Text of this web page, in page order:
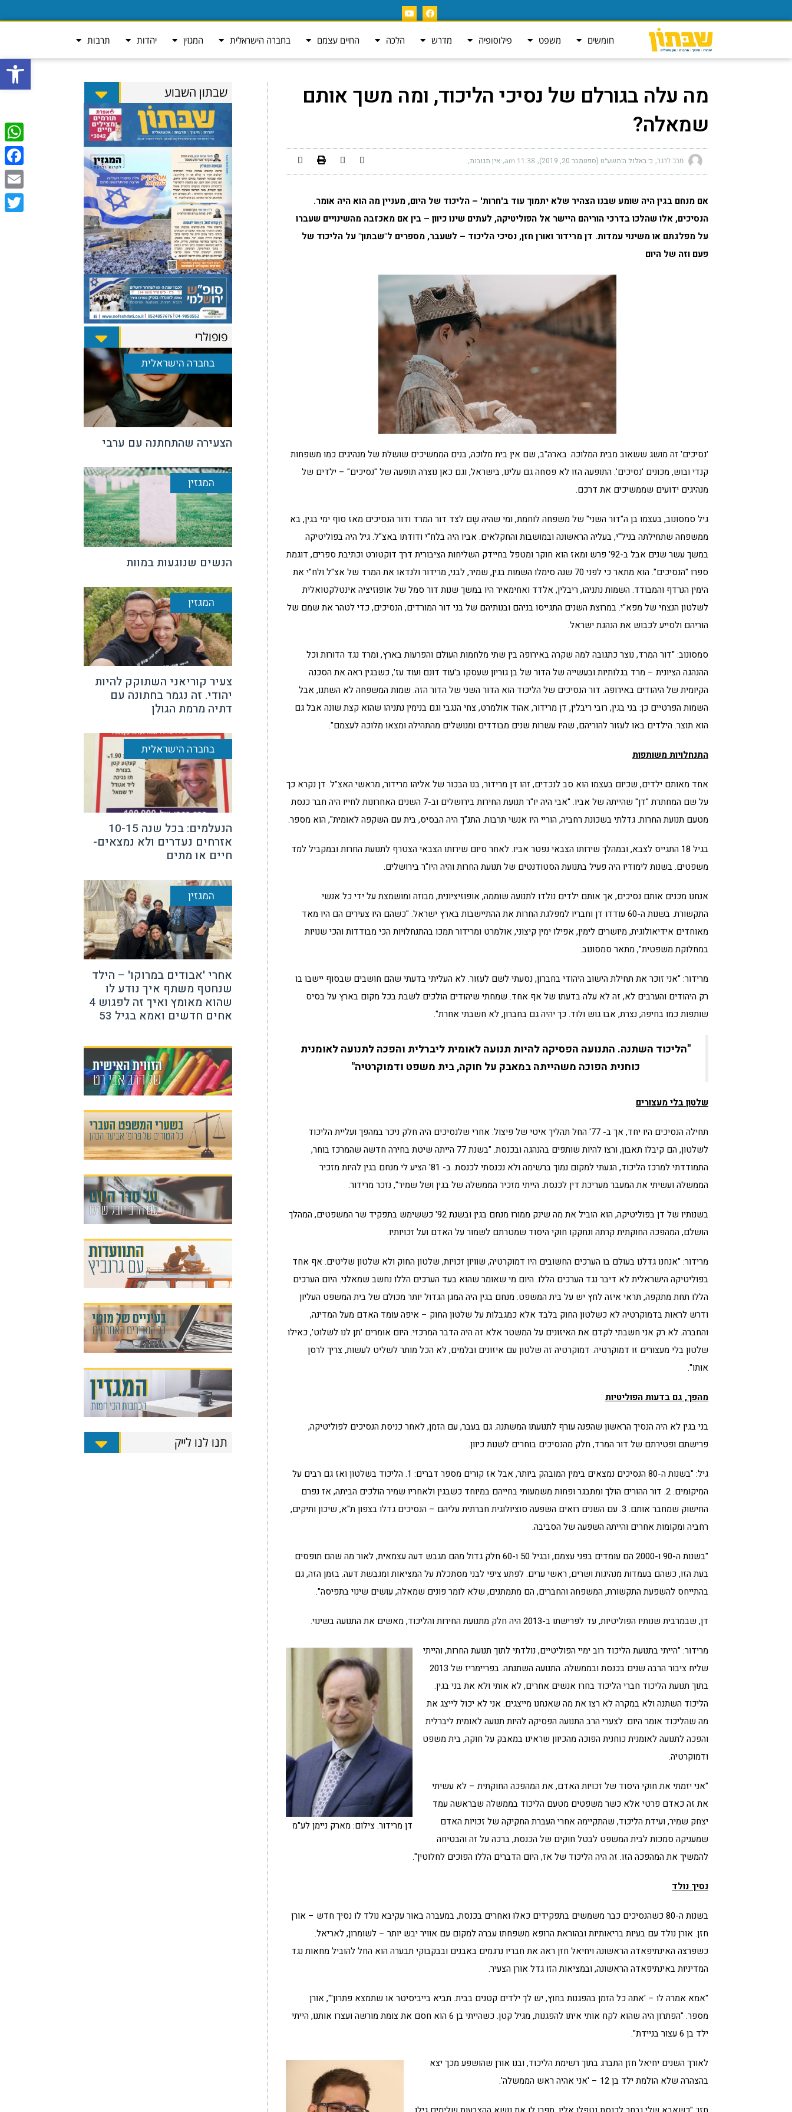
פתח
חומשים משפט פילוסופיה מדרש הלכה החיים עצמם בחברה הישראלית המגזין יהדות תרבות
מה עלה בגורלם של נסיכי הליכוד, ומה משך אותם
שמאלה?
מרב לרנר כ׳ באלול ה׳תשע״ט (ספטמבר 20, 2019) 11:38 am אין תגובות
אם מנחם בגין היה שומע שבנו הצהיר שלא יתמוך עוד ב'חרות' – הליכוד של היום, מעניין מה הוא היה אומר.
הנסיכים, אלו שהלכו בדרכי הוריהם היישר אל הפוליטיקה, לעתים שינו כיוון – בין אם מאכזבה מהשינויים שעברו
על מפלגתם או משינוי עמדות. דן מרידור ואורן חזן, נסיכי הליכוד – לשעבר, מספרים ל"שבתון" על הליכוד של
פעם וזה של היום
'נסיכים' זה מושג ששאוב מבית המלוכה. בארה"ב, שם אין בית מלוכה, בנים הממשיכים שושלת של מנהיגים כמו משפחות
קנדי ובוש, מכונים 'נסיכים'. התופעה הזו לא פסחה גם עלינו, בישראל, וגם כאן נוצרה תופעה של "נסיכים" – ילדים של
מנהיגים ידועים שממשיכים את דרכם.
גיל סמסונוב, בעצמו בן ה"דור השני" של משפחה לוחמת, ומי שהיה שָם לצד דור המרד ודור הנסיכים מאז סוף ימי בגין, בא
ממשפחה שתחילתה בניל"י, בעליה הראשונה ובמושבות והחקלאים. אביו היה בלח"י ודודתו באצ"ל. גיל היה בפוליטיקה
במשך עשר שנים אבל ב-92' פרש ומאז הוא חוקר ומטפל בחיידק השליחות הציבורית דרך דוקטורט וכתיבת ספרים, דוגמת
ספרו "הנסיכים". הוא מתאר כי לפני 70 שנה סימלו השמות בגין, שמיר, לבני, מרידור ולנדאו את המרד של אצ"ל ולח"י את
הימין הנרדף והמבודד. השמות נתניהו, ריבלין, אלדד ואחימאיר היו במשך שנות דור סמל של אופוזיציה אינטלקטואלית
לשלטון הנצחי של מפא"י. במרוצת השנים התגייסו בניהם ובנותיהם של בני דור המורדים, הנסיכים, כדי לטהר את שמם של
הוריהם ולסייע לכבוש את הנהגת ישראל.
סמסונוב: "דור המרד, נוצר כתגובה למה שקרה באירופה בין שתי מלחמות העולם והפרעות בארץ, ומרד נגד הדורות וכל
ההנהגה הציונית – מרד בגלותיות ובעשייה של הדור של בן גוריון שעסקו ב'עוד דונם ועוד עז', כשבגין ראה את הסכנה
הקיומית של היהודים באירופה. דור הנסיכים של הליכוד הוא הדור השני של הדור הזה. שמות המשפחה לא השתנו, אבל
השמות הפרטיים כן: בני בגין, רובי ריבלין, דן מרידור, אהוד אולמרט, צחי הנגבי וגם בנימין נתניהו שהוא קצת שונה אבל גם
הוא תוצר. הילדים באו לעזור להוריהם, שהיו עשרות שנים מבודדים ומנושלים מהתהילה ומצאו מלוכה לעצמם".
התנחלויות משותפות
אחד מאותם ילדים, שכיום בעצמו הוא סב לנכדים, זהו דן מרידור, בנו הבכור של אליהו מרידור, מראשי האצ"ל. דן נקרא כך
על שם המחתרת "דן" שהייתה של אביו. "אבי היה יו"ר תנועת החירות בירושלים וב-7 השנים האחרונות לחייו היה חבר כנסת
מטעם תנועת החרות. גדלתי בשכונת רחביה, הוריי היו אנשי תרבות. התנ"ך היה הבסיס, בית עם השקפה לאומית", הוא מספר.
בגיל 18 התגייס לצבא, ובמהלך שירותו הצבאי נפטר אביו. לאחר סיום שירותו הצבאי הצטרף לתנועת החרות ובמקביל למד
משפטים. בשנות לימודיו היה פעיל בתנועת הסטודנטים של תנועת החרות והיה היו"ר בירושלים.
אנחנו מכנים אותם נסיכים, אך אותם ילדים נולדו לתנועה שוממה, אופוזיציונית, מבוזה ומושמצת על ידי כל אנשי
התקשורת. בשנות ה-60 עודדו דן וחבריו למפלגת החרות את ההתיישבות בארץ ישראל. "כשהם היו צעירים הם היו מאד
מאוחדים אידיאולוגית, מיושרים לימין, אפילו ימין קיצוני, אולמרט ומרידור תמכו בהתנחלויות הכי מבודדות והכי שנויות
במחלוקת משפטית", מתאר סמסונוב.
מרידור: "אני זוכר את תחילת הישוב היהודי בחברון, נסעתי לשם לעזור. לא העליתי בדעתי שהם חושבים שבסוף יישבו בו
רק היהודים והערבים לא, זה לא עלה בדעתו של אף אחד. שמחתי שיהודים הולכים לשבת בכל מקום בארץ על בסיס
שותפות כמו בחיפה, נצרת, אבו גוש ולוד. כך יהיה גם בחברון, לא חשבתי אחרת".
"הליכוד השתנה. התנועה הפסיקה להיות תנועה לאומית ליברלית והפכה לתנועה לאומנית
כוחנית הפוכה משהייתה במאבק על חוקה, בית משפט ודמוקרטיה"
שלטון בלי מעצורים
תחילה הנסיכים היו יחד, אך ב- 77' החל תהליך איטי של פיצול. אחרי שלנסיכים היה חלק ניכר במהפך ועליית הליכוד
לשלטון, הם קיבלו תאבון, ורצו להיות שותפים בהנהגה ובכנסת. "בשנת 77 הייתה שיטת בחירה חדשה שהמרכז בוחר,
התמודדתי למרכז הליכוד, הגעתי למקום נמוך ברשימה ולא נכנסתי לכנסת. ב- 81' הציע לי מנחם בגין להיות מזכיר
הממשלה ועשיתי את המעבר מעריכת דין לכנסת. הייתי מזכיר הממשלה של בגין ושל שמיר", נזכר מרידור.
בשנותיו של דן בפוליטיקה, הוא הוביל את מה שינק ממורו מנחם בגין ובשנת 92' כששימש בתפקיד שר המשפטים, המהלך
הושלם, המהפכה החוקתית קרתה ונחקקו חוקי היסוד שמטרתם לשמור על האדם ועל זכויותיו.
מרידור: "אנחנו גדלנו בעולם בו הערכים החשובים היו דמוקרטיה, שוויון זכויות, שלטון החוק ולא שלטון שליטים. אף אחד
בפוליטיקה הישראלית לא דיבר נגד הערכים הללו. היום מי שאומר שהוא בעד הערכים הללו נחשב שמאלני. היום הערכים
הללו תחת מתקפה, תראי איזה לחץ יש על בית המשפט. מנחם בגין היה המגן הגדול יותר מכולם של בית המשפט העליון
ודרש לראות בדמוקרטיה לא כשלטון החוק בלבד אלא כמגבלות על שלטון החוק – איפה עומד האדם מעל המדינה,
והחברה. לא רק אני חשבתי לקדם את האיזונים על המשטר אלא זה היה הדבר המרכזי. היום אומרים 'תן לנו לשלוט', כאילו
שלטון בלי מעצורים זו דמוקרטיה. דמוקרטיה זה שלטון עם איזונים ובלמים, לא הכל מותר לשליט לעשות, צריך לרסן
אותו".
מהפך, גם בדעות הפוליטיות
בני בגין לא היה הנסיך הראשון שהפנה עורף לתנועתו המשתנה. גם בעבר, עם הזמן, לאחר כניסת הנסיכים לפוליטיקה,
פרישתם ופטירתם של דור המרד, חלק מהנסיכים בוחרים לשנות כיוון.
גיל: "בשנות ה-80 הנסיכים נמצאים בימין המובהק ביותר, אבל אז קורים מספר דברים: 1. הליכוד בשלטון ואז גם רבים על
המיקומים. 2. דור ההורים הולך ומתבגר ופחות משמעותי בחייהם במיוחד כשבגין ולאחריו שמיר הולכים הביתה, אז נפרם
החישוק שמחבר אותם. 3. עם השנים רואים השפעה סוציולוגית חברתית עליהם – הנסיכים גדלו בצפון ת"א, שיכון ותיקים,
רחביה ומקומות אחרים והייתה השפעה של הסביבה.
"בשנות ה-90 ו-2000 הם עומדים בפני עצמם, ובגיל 50 ו-60 חלק גדול מהם מגבש דעה עצמאית, לאור מה שהם תופסים
בעת הזו, כשהם בעמדות מנהיגות ושרים, ראשי ערים. לפתע ציפי לבני מסתכלת על המציאות ומגבשת דעה. בזמן הזה, גם
בהתייחס להשפעת התקשורת, המשפחה והחברים, הם מתמתנים, שלא לומר פונים שמאלה, עושים שינוי בתפיסה".
דן, שבמרבית שנותיו הפוליטיות, עד לפרישתו ב-2013 היה חלק מתנועת החירות והליכוד, מאשים את התנועה בשינוי.
דן מרידור. צילום: מארק ניימן לע"מ
מרידור: "הייתי בתנועת הליכוד רוב ימיי הפוליטיים, נולדתי לתוך תנועת החרות, והייתי
שליח ציבור הרבה שנים בכנסת ובממשלה. התנועה השתנתה. בפריימריז של 2013
בתוך תנועת הליכוד חברי הליכוד בחרו אנשים אחרים, לא אותי ולא את בני בגין.
הליכוד השתנה ולא במקרה לא רצו את מה שאנחנו מייצגים. אני לא יכול לייצג את
מה שהליכוד אומר היום. לצערי הרב התנועה הפסיקה להיות תנועה לאומית ליברלית
והפכה לתנועה לאומנית כוחנית הפוכה מהכיוון שראינו במאבק על חוקה, בית משפט
ודמוקרטיה.
"אני יזמתי את חוקי היסוד של זכויות האדם, את המהפכה החוקתית – לא עשיתי
את זה כאדם פרטי אלא כשר משפטים מטעם הליכוד בממשלה שבראשה עמד
יצחק שמיר, ועידת הליכוד, שהתקיימה אחרי העברת החקיקה של זכויות האדם
שמעניקה סמכות לבית המשפט לבטל חוקים של הכנסת, ברכה על זה והבטיחה
להמשיך את המהפכה הזו. זה היה הליכוד של אז, היום הדברים הללו הפוכים לחלוטין".
נסיך נולד
בשנות ה-80 כשהנסיכים כבר משמשים בתפקידים כאלו ואחרים בכנסת, במעברה באור עקיבא נולד לו נסיך חדש – אורן
חזן. אורן נולד עם בעיות בריאותיות ובהוראת הרופא משפחתו עברה למקום עם אוויר יבש יותר – לשומרון, לאריאל.
כשפרצה האינתיפאדה הראשונה ויחיאל חזן ראה את חבריו נרגמים באבנים ובבקבוקי תבערה הוא החל להוביל מחאות נגד
המדיניות באינתיפאדה הראשונה, ובמציאות הזו גדל אורן הצעיר.
"אמא אמרה לו – 'אתה כל הזמן בהפגנות בחוץ, יש לך ילדים קטנים בבית. תביא בייביסיטר או שתמצא פתרון'", אורן
מספר. "הפתרון היה שהוא לקח אותי איתו להפגנות, מגיל קטן. כשהייתי בן 6 הוא חסם את צומת מורשה ועצרו אותנו, הייתי
ילד בן 6 עצור בניידת".
לאורך השנים יחיאל חזן התברג בתוך רשימת הליכוד, ובנו אורן שהושפע מכך יצא
בהצהרה שלא הולמת ילד בן 12 – 'אני אהיה ראש הממשלה'.
שבתון השבוע
פופולרי
בחברה הישראלית
הצעירה שהתחתנה עם ערבי
המגזין
הנשים שנוגעות במוות
המגזין
צעיר קוריאני השתוקק להיות
יהודי. זה נגמר בחתונה עם
דתיה מרמת הגולן
בחברה הישראלית
הנעלמים: בכל שנה 10-15
אזרחים נעדרים ולא נמצאים-
חיים או מתים
המגזין
אחרי 'אבודים במרוקו' – הילד
שנחטף משתף איך נודע לו
שהוא מאומץ ואיך זה לפגוש 4
אחים חדשים ואמא בגיל 53
תנו לנו לייק
Email